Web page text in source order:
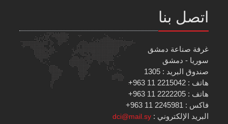
اتصل بنا
غرفة صناعة دمشق
سوريا - دمشق
صندوق البريد : 1305
هاتف : 2215042 11 963+
هاتف : 2222205 11 963+
فاكس : 2245981 11 963+
البريد الإلكتروني :dci@mail.sy